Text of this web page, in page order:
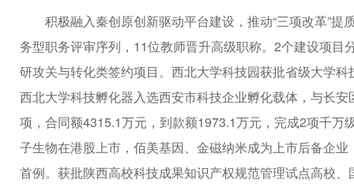
积极融入秦创原创新驱动平台建设，推动“三项改革”
务型职务评审序列，11位教师晋升高级职称。2个建设项
研攻关与转化类签约项目。西北大学科技园获批省级大学
西北大学科技孵化器入选西安市科技企业孵化载体，与长
项，合同额4315.1万元，到款额1973.1万元，完成2项千万
子生物在港股上市，佰美基因、金磁纳米成为上市后备企业
首例。获批陕西高校科技成果知识产权规范管理试点高校